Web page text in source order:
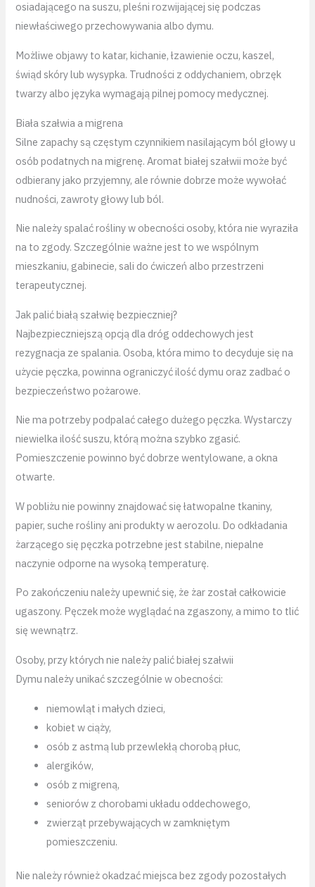
osiadającego na suszu, pleśni rozwijającej się podczas
niewłaściwego przechowywania albo dymu.
Możliwe objawy to katar, kichanie, łzawienie oczu, kaszel,
świąd skóry lub wysypka. Trudności z oddychaniem, obrzęk
twarzy albo języka wymagają pilnej pomocy medycznej.
Biała szałwia a migrena
Silne zapachy są częstym czynnikiem nasilającym ból głowy u
osób podatnych na migrenę. Aromat białej szałwii może być
odbierany jako przyjemny, ale równie dobrze może wywołać
nudności, zawroty głowy lub ból.
Nie należy spalać rośliny w obecności osoby, która nie wyraziła
na to zgody. Szczególnie ważne jest to we wspólnym
mieszkaniu, gabinecie, sali do ćwiczeń albo przestrzeni
terapeutycznej.
Jak palić białą szałwię bezpieczniej?
Najbezpieczniejszą opcją dla dróg oddechowych jest
rezygnacja ze spalania. Osoba, która mimo to decyduje się na
użycie pęczka, powinna ograniczyć ilość dymu oraz zadbać o
bezpieczeństwo pożarowe.
Nie ma potrzeby podpalać całego dużego pęczka. Wystarczy
niewielka ilość suszu, którą można szybko zgasić.
Pomieszczenie powinno być dobrze wentylowane, a okna
otwarte.
W pobliżu nie powinny znajdować się łatwopalne tkaniny,
papier, suche rośliny ani produkty w aerozolu. Do odkładania
żarzącego się pęczka potrzebne jest stabilne, niepalne
naczynie odporne na wysoką temperaturę.
Po zakończeniu należy upewnić się, że żar został całkowicie
ugaszony. Pęczek może wyglądać na zgaszony, a mimo to tlić
się wewnątrz.
Osoby, przy których nie należy palić białej szałwii
Dymu należy unikać szczególnie w obecności:
niemowląt i małych dzieci,
kobiet w ciąży,
osób z astmą lub przewlekłą chorobą płuc,
alergików,
osób z migreną,
seniorów z chorobami układu oddechowego,
zwierząt przebywających w zamkniętym
pomieszczeniu.
Nie należy również okadzać miejsca bez zgody pozostałych